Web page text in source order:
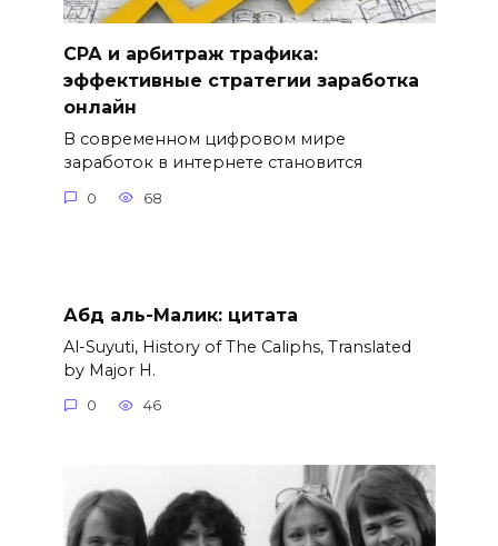
СРА и арбитраж трафика:
эффективные стратегии заработка
онлайн
В современном цифровом мире
заработок в интернете становится
0 68
Абд аль-Малик: цитата
Al-Suyuti, History of The Caliphs, Translated
by Major H.
0 46